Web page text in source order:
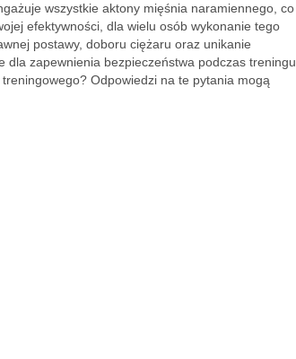
wszystkie aktony mięśnia naramiennego, co
efektywności, dla wielu osób wykonanie tego
postawy, doboru ciężaru oraz unikanie
zapewnienia bezpieczeństwa podczas treningu.
Odpowiedzi na te pytania mogą